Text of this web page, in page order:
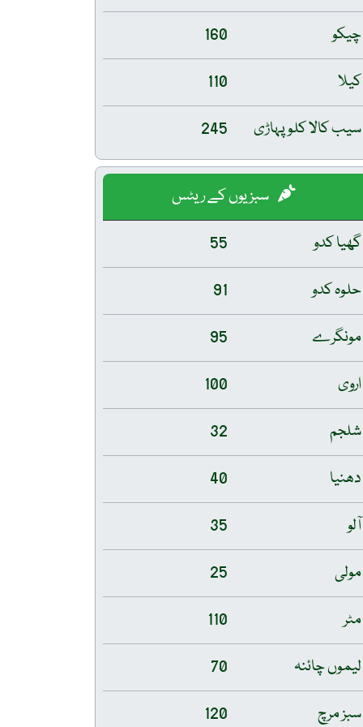
چیکو
160
کیلا
110
سیب کالا کلو پہاڑی
245
سبزیوں کے ریٹس
گھیا کدو
55
حلوہ کدو
91
مونگرے
95
اروی
100
شلجم
32
دھنیا
40
آلو
35
مولی
25
مٹر
110
لیموں چائنہ
70
سبز مرچ
120